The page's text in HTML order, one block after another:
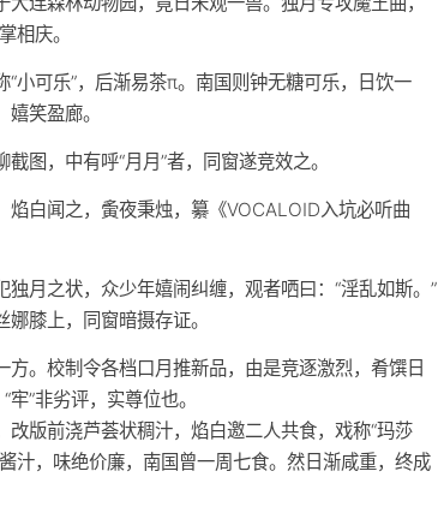
相庆。
小可乐”，后渐易茶π。南国则钟无糖可乐，日饮一
笑盈廊。
图，中有呼“月月”者，同窗遂竞效之。
焰白闻之，夤夜秉烛，纂《VOCALOID入坑必听曲
月之状，众少年嬉闹纠缠，观者哂曰：“淫乱如斯。”
膝上，同窗暗摄存证。
方。校制令各档口月推新品，由是竞逐激烈，肴馔日
牢”非劣评，实尊位也。
改版前浇芦荟状稠汁，焰白邀二人共食，戏称“玛莎
汁，味绝价廉，南国曾一周七食。然日渐咸重，终成